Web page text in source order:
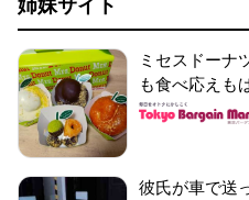
姉妹サイト
ミセスドーナ
も食べ応えも
彼氏が車で送